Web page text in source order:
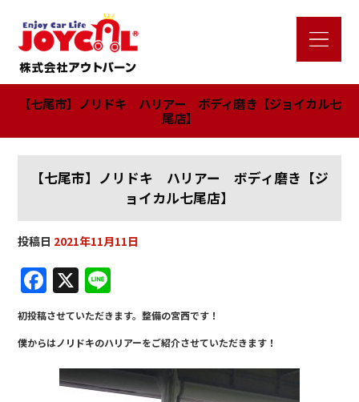
【七尾市】ノリドキ ハリアー ボディ磨き【ジョイカル七
尾店】
【七尾市】ノリドキ ハリアー ボディ磨き【ジ
ョイカル七尾店】
投稿日 2021年11月11日
F
a
c
e
b
X
n
e
初投稿させていただきます。整備の宮西です！
僕からはノリドキのハリアーをご紹介させていただきます！